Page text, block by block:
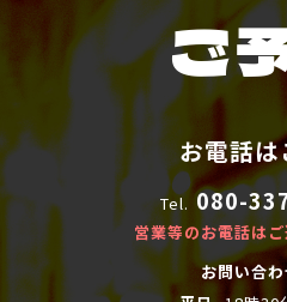
ご
お電話は
Tel. 080-
営業等のお電話は
お問い合